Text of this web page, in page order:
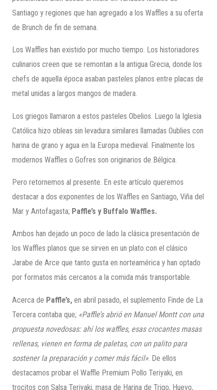
Santiago y regiones que han agregado a los Waffles a su oferta
de Brunch de fin de semana.
Los Waffles han existido por mucho tiempo. Los historiadores
culinarios creen que se remontan a la antigua Grecia, donde los
chefs de aquella época asaban pasteles planos entre placas de
metal unidas a largos mangos de madera.
Los griegos llamaron a estos pasteles Obelios. Luego la Iglesia
Católica hizo obleas sin levadura similares llamadas Oublies con
harina de grano y agua en la Europa medieval. Finalmente los
modernos Waffles o Gofres son originarios de Bélgica.
Pero retornemos al presente. En este artículo queremos
destacar a dos exponentes de los Waffles en Santiago, Viña del
Mar y Antofagasta; Paffle’s y Buffalo Waffles.
Ambos han dejado un poco de lado la clásica presentación de
los Waffles planos que se sirven en un plato con el clásico
Jarabe de Arce que tanto gusta en norteamérica y han optado
por formatos más cercanos a la comida más transportable.
Acerca de Paffle’s, en abril pasado, el suplemento Finde de La
Tercera contaba que; «Paffle’sabrió en Manuel Montt con una
propuesta novedosas: ahí los waffles, esas crocantes masas
rellenas, vienen en forma de paletas, con un palito para
sostener la preparación y comer más fácil». De ellos
destacamos probar el Waffle Premium Pollo Teriyaki, en
trocitos con Salsa Teriyaki, masa de Harina de Trigo, Huevo,